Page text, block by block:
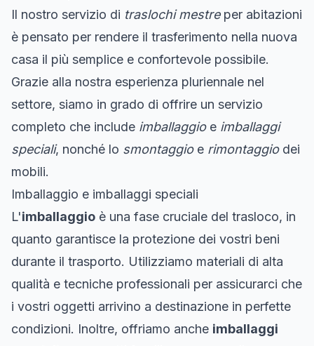
Il nostro servizio di traslochi mestreper abitazioni
è pensato per rendere il trasferimento nella nuova
casa il più semplice e confortevole possibile.
Grazie alla nostra esperienza pluriennale nel
settore, siamo in grado di offrire un servizio
completo che include imballaggioe imballaggi
speciali, nonché lo smontaggioe rimontaggiodei
mobili.
Imballaggio e imballaggi speciali
L'imballaggio è una fase cruciale del trasloco, in
quanto garantisce la protezione dei vostri beni
durante il trasporto. Utilizziamo materiali di alta
qualità e tecniche professionali per assicurarci che
i vostri oggetti arrivino a destinazione in perfette
condizioni. Inoltre, offriamo anche imballaggi